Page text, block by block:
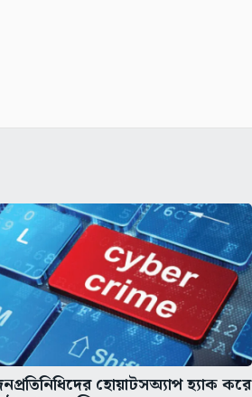
হোয়াটসঅ্যাপ হ্যাক করে